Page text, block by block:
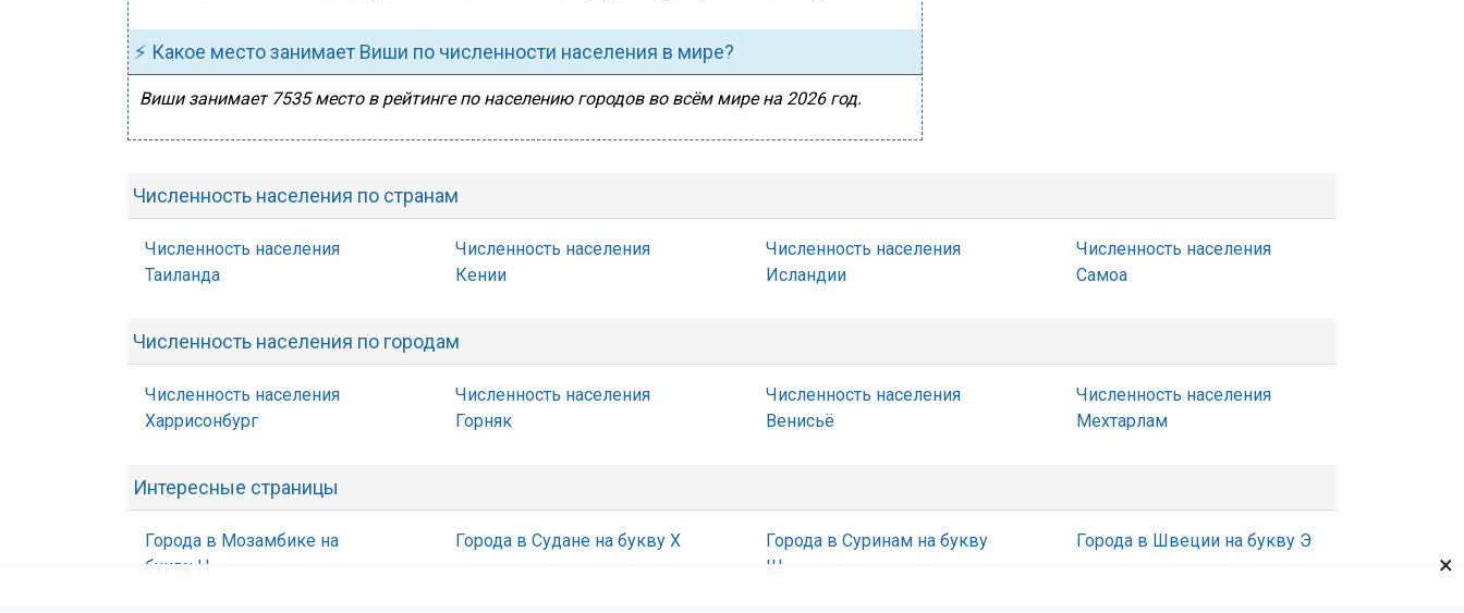
⚡ Какое место занимает Виши по численности населения в мире?
Виши занимает 7535 место в рейтинге по населению городов во всём мире на 2026 год.
Численность населения по странам
Численность населения
Таиланда
Численность населения
Кении
Численность населения
Исландии
Численность населения
Самоа
Численность населения по городам
Численность населения
Харрисонбург
Численность населения
Горняк
Численность населения
Венисьё
Численность населения
Мехтарлам
Интересные страницы
Города в Мозамбике на
букву Н
Города в Судане на букву Х
Города в Суринам на букву
Щ
Города в Швеции на букву Э
×